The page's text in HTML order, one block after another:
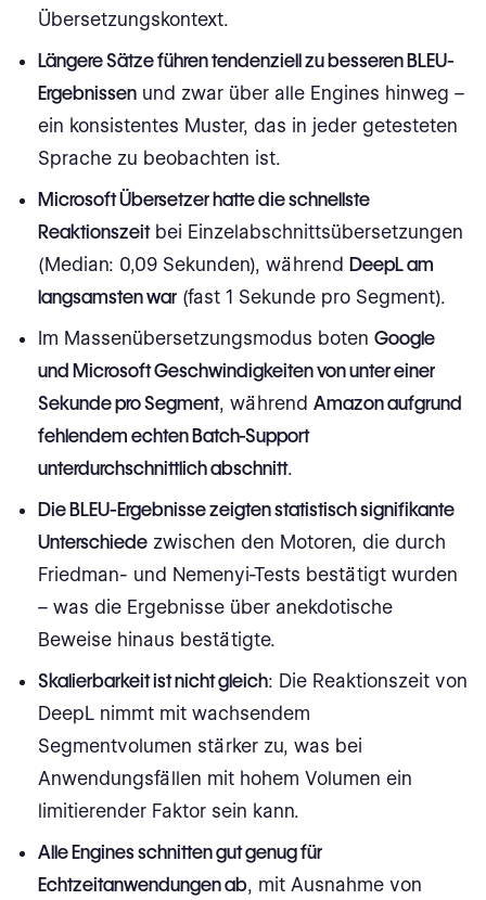
Übersetzungskontext.
Längere Sätze führen tendenziell zu besseren BLEU-
Ergebnissen und zwar über alle Engines hinweg –
ein konsistentes Muster, das in jeder getesteten
Sprache zu beobachten ist.
Microsoft Übersetzer hatte die schnellste
Reaktionszeitbei Einzelabschnittsübersetzungen
(Median: 0,09 Sekunden), während DeepL am
langsamsten war (fast 1 Sekunde pro Segment).
Im Massenübersetzungsmodus botenGoogle
und Microsoft Geschwindigkeiten von unter einer
Sekunde pro Segment, währendAmazon aufgrund
fehlendem echten Batch-Support
unterdurchschnittlich abschnitt.
Die BLEU-Ergebnisse zeigten statistisch signifikante
Unterschiede zwischen den Motoren, die durch
Friedman- und Nemenyi-Tests bestätigt wurden
– was die Ergebnisse über anekdotische
Beweise hinaus bestätigte.
Skalierbarkeit ist nicht gleich: Die Reaktionszeit von
DeepL nimmt mit wachsendem
Segmentvolumen stärker zu, was bei
Anwendungsfällen mit hohem Volumen ein
limitierender Faktor sein kann.
Alle Engines schnitten gut genug für
Echtzeitanwendungen ab, mit Ausnahme von